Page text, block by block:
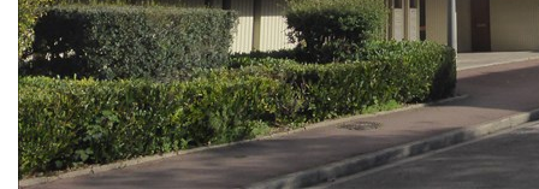
commerces et des transports (Bus 286 et 20' à pieds du
Métro Villejuif Louis Aragon), APPARTEMENT 3 PIECES
de 63,14m² avec: